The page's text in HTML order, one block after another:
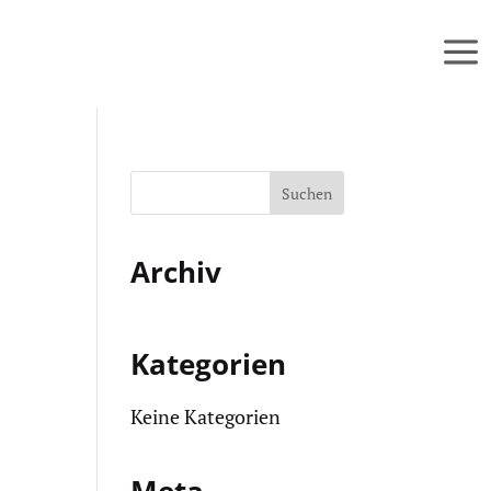
Archiv
Kategorien
Keine Kategorien